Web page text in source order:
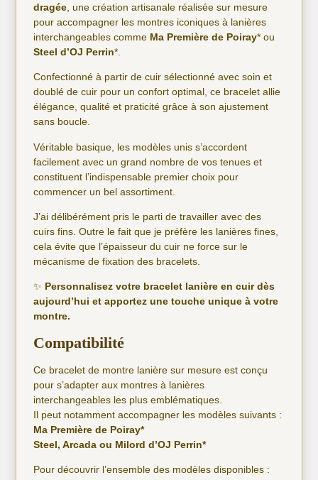
dragée , une création artisanale réalisée sur mesure
pour accompagner les montres iconiques à lanières
interchangeables comme Ma Première de Poiray* ou
Steel d’OJ Perrin*.
Confectionné à partir de cuir sélectionné avec soin et
doublé de cuir pour un confort optimal, ce bracelet allie
élégance, qualité et praticité grâce à son ajustement
sans boucle.
Véritable basique, les modèles unis s’accordent
facilement avec un grand nombre de vos tenues et
constituent l’indispensable premier choix pour
commencer un bel assortiment.
J’ai délibérément pris le parti de travailler avec des
cuirs fins. Outre le fait que je préfère les lanières fines,
cela évite que l’épaisseur du cuir ne force sur le
mécanisme de fixation des bracelets.
✨ Personnalisez votre bracelet lanière en cuir dès
aujourd’hui et apportez une touche unique à votre
montre.
Compatibilité
Ce bracelet de montre lanière sur mesure est conçu
pour s’adapter aux montres à lanières
interchangeables les plus emblématiques.
Il peut notamment accompagner les modèles suivants :
Ma Première de Poiray*
Steel, Arcada ou Milord d’OJ Perrin*
Pour découvrir l’ensemble des modèles disponibles :